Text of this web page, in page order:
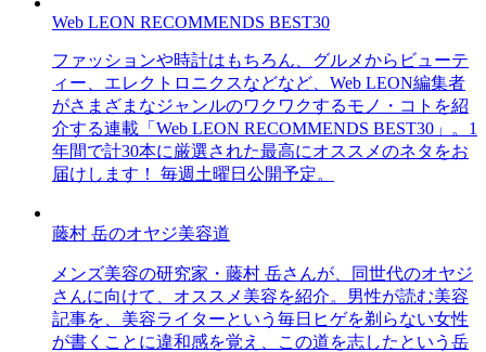
Web LEON RECOMMENDS BEST30
ファッションや時計はもちろん、グルメからビューテ
ィー、エレクトロニクスなどなど、Web LEON編集者
がさまざまなジャンルのワクワクするモノ・コトを紹
介する連載「Web LEON RECOMMENDS BEST30」。1
年間で計30本に厳選された最高にオススメのネタをお
届けします！ 毎週土曜日公開予定。
藤村 岳のオヤジ美容道
メンズ美容の研究家・藤村 岳さんが、同世代のオヤジ
さんに向けて、オススメ美容を紹介。男性が読む美容
記事を、美容ライターという毎日ヒゲを剃らない女性
が書くことに違和感を覚え、この道を志したという岳